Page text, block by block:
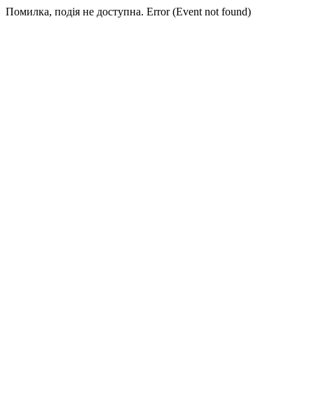
Помилка, подія не доступна. Error (Event not found)